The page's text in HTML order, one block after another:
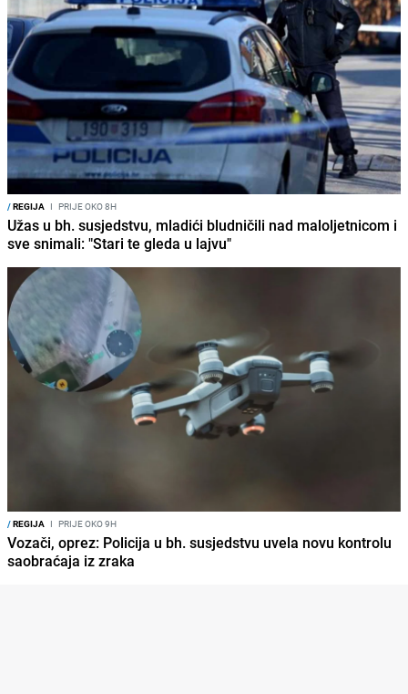
/REGIJA I PRIJE OKO 8H
Užas u bh. susjedstvu, mladići bludničili nad maloljetnicom i
sve snimali: "Stari te gleda u lajvu"
/REGIJA I PRIJE OKO 9H
Vozači, oprez: Policija u bh. susjedstvu uvela novu kontrolu
saobraćaja iz zraka